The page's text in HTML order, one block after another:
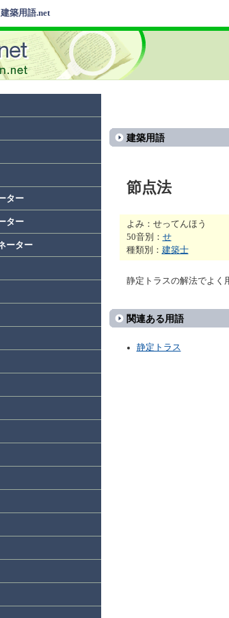
築用語.net
ター
ター
ーター
建築用語
節点法
よみ：せってんほう
50音別： せ
種類別： 建築士
静定トラスの解法でよく
関連ある用語
静定トラス